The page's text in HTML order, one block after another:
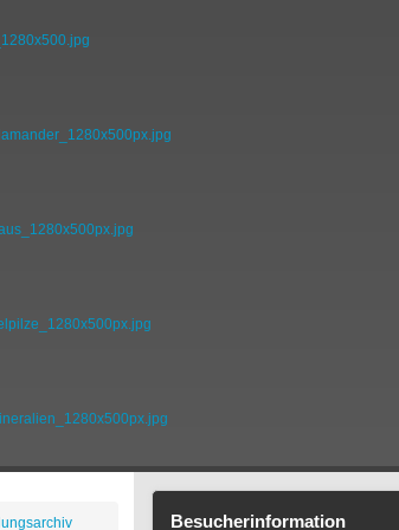
Besucherinformation